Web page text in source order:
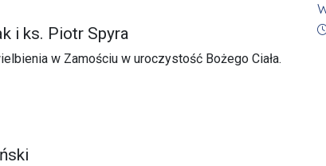
i ks. Piotr Spyra
w Zamościu w uroczystość Bożego Ciała.